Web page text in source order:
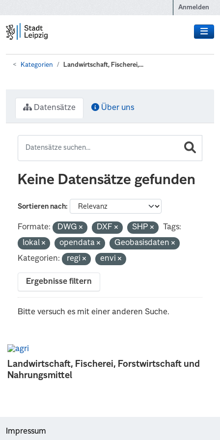
Anmelden
Kategorien Landwirtschaft, Fischerei,...
Landwirtschaft, Fischerei, Forstwirtschaft und
Nahrungsmittel
Datensätze Über uns
Keine Datensätze gefunden
Sortieren nach
Formate: DWG DXF SHP
Tags:
lokal
opendata
Geobasisdaten
Kategorien:
regi envi
Ergebnisse filtern
Bitte versuch es mit einer anderen Suche.
Impressum